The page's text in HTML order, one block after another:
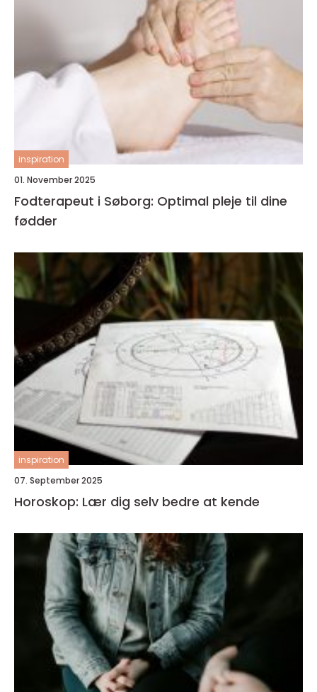
inspiration
01. November 2025
Fodterapeut i Søborg: Optimal pleje til dine
fødder
inspiration
07. September 2025
Horoskop: Lær dig selv bedre at kende